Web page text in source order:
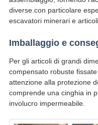
diverse.con particolare
escavatori minerari e
Imballaggio e
Per gli articoli di grandi
compensato robuste
attenzione alla protezione
comprende una cinghia in
involucro impermeabile.